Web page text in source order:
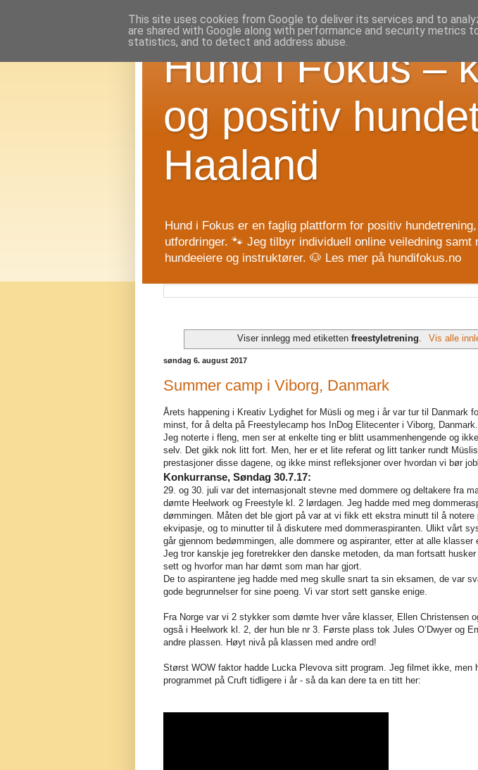
Hund i Fokus –
og positiv
Haaland
Hund i Fokus er en faglig plattform for positiv
utfordringer. 🐾 Jeg tilbyr individuell online veiledning
hundeeiere og instruktører. 🐶 Les mer på hundifokus.no
Viser innlegg med etikettenfreestyletrening. Vis alle
søndag 6. august 2017
Summer camp i Viborg, Danmark
Årets happening i Kreativ Lydighet for Müsli og meg i år var tur til Danmark
minst, for å delta på Freestylecamp hos InDog Elitecenter i Viborg, Danmark.
Jeg noterte i fleng, men ser at enkelte ting er blitt usammenhengende og
selv. Det gikk nok litt fort. Men, her er et lite referat og litt tanker rundt
prestasjoner disse dagene, og ikke minst refleksjoner over hvordan vi bør
Konkurranse, Søndag 30.7.17:
29. og 30. juli var det internasjonalt stevne med dommere og deltakere fra
dømte Heelwork og Freestyle kl. 2 lørdagen. Jeg hadde med meg
dømmingen. Måten det ble gjort på var at vi fikk ett ekstra minutt til å notere
ekvipasje, og to minutter til å diskutere med dommeraspiranten. Ulikt vårt
går gjennom bedømmingen, alle dommere og aspiranter, etter at alle klasser
Jeg tror kanskje jeg foretrekker den danske metoden, da man fortsatt
sett og hvorfor man har dømt som man har gjort.
De to aspirantene jeg hadde med meg skulle snart ta sin eksamen, de var
gode begrunnelser for sine poeng. Vi var stort sett ganske enige.
Fra Norge var vi 2 stykker som dømte hver våre klasser, Ellen Christensen
også i Heelwork kl. 2, der hun ble nr 3. Første plass tok Jules O’Dwyer og
andre plassen. Høyt nivå på klassen med andre ord!
Størst WOW faktor hadde Lucka Plevova sitt program. Jeg filmet ikke, men
programmet på Cruft tidligere i år - så da kan dere ta en titt her:
This site uses cookies from Google to deliver its services and to
are shared with Google along with performance and security metrics
statistics, and to detect and address abuse.